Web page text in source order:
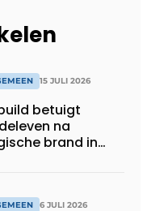
15 JULI 2026
betuigt
na
brand in
6 JULI 2026